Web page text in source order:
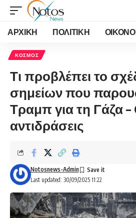
ΑΡΧΙΚΗ ΠΟΛΙΤΙΚΗ
ΚΟΣΜΟΣ
Τι προβλέπει το
σημείων που
Τραμπ για τη Γάζα –
αντιδράσεις
Last updated: 30/09/2025 11:22
Notosnews-Admin